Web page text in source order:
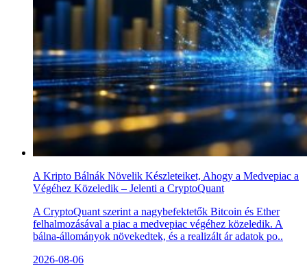
A Kripto Bálnák Növelik Készleteiket, Ahogy a Medvepiac a
Végéhez Közeledik – Jelenti a CryptoQuant
A CryptoQuant szerint a nagybefektetők Bitcoin és Ether
felhalmozásával a piac a medvepiac végéhez közeledik. A
bálna-állományok növekedtek, és a realizált ár adatok po..
2026-08-06